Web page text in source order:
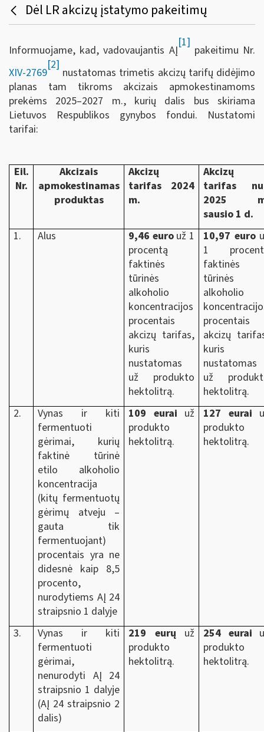
Dėl LR akcizų įstatymo pakeitimų
Informuojame, kad, vadovaujantis AĮ
[1]
pakeitimu Nr.
XIV-2769
[2]
nustatomas trimetis akcizų tarifų didėjimo
planas tam tikroms akcizais apmokestinamoms
prekėms 2025–2027 m., kurių dalis bus skiriama
Lietuvos Respublikos gynybos fondui. Nustatomi
tarifai:
Eil.
Nr.
Akcizais
apmokestinamas
produktas
Akcizų
tarifas 2024
m.
Akcizų
tarifas
2025
sausio 1 d.
1.
Alus 9,46 eurouž 1
procentą
faktinės
tūrinės
alkoholio
koncentracijos
procentais
akcizų tarifas,
kuris
nustatomas
už produkto
hektolitrą.
10,97 euro
1
faktinės
tūrinės
alkoholio
procentais
akcizų
kuris
nustatomas
už
hektolitrą.
2.
Vynas ir kiti
fermentuoti
gėrimai, kurių
faktinė tūrinė
etilo alkoholio
koncentracija
(kitų fermentuotų
gėrimų atveju –
gauta tik
fermentuojant)
procentais yra ne
didesnė kaip 8,5
procento,
nurodytiems AĮ 24
straipsnio 1 dalyje
109 eurai už
produkto
hektolitrą.
127 eurai
produkto
hektolitrą.
3.
Vynas ir kiti
fermentuoti
gėrimai,
nenurodyti AĮ 24
straipsnio 1 dalyje
(AĮ 24 straipsnio 2
dalis)
219 eurų už
produkto
hektolitrą.
254 eurai
produkto
hektolitrą.